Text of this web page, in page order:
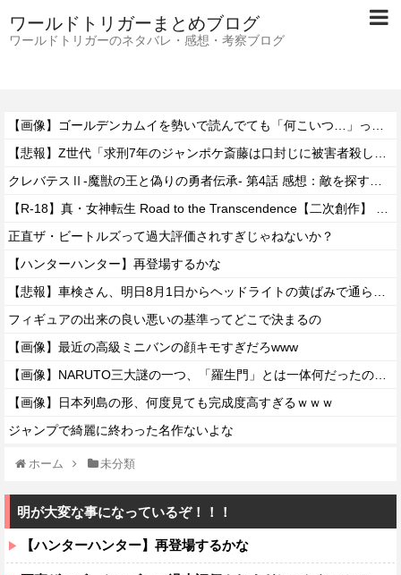
ワールドトリガーまとめブログ
ワールドトリガーのネタバレ・感想・考察ブログ
正直ザ・ビートルズって過大評価されすぎじゃねないか？
【ハンターハンター】再登場するかな
フィギュアの出来の良い悪いの基準ってどこで決まるの
【画像】最近の高級ミニバンの顔キモすぎだろwww
【画像】日本列島の形、何度見ても完成度高すぎるｗｗｗ
ジャンプで綺麗に終わった名作ないよな
ホーム 未分類
明が大変な事になっているぞ！！！
【ハンターハンター】再登場するかな